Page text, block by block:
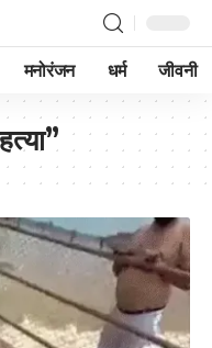
मनोरंजन धर्म जीवनी